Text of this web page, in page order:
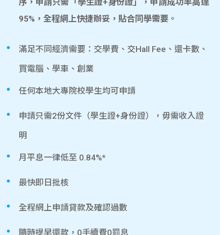
序，申請只需「學生證+身份證」，申請成功率高達
95%，全程網上快捷辦妥，貼合同學需要。
滿足不同經濟需要：交學費、交Hall Fee、還卡數、
買電腦、學車、創業
任何本地大專院校學生均可申請
申請只需2份文件（學生證+身份證），毋需收入證
明
月平息一律低至 0.84%*
最快即日批核
全程網上申請貸款及確認過數
隨時提早還款，0手續費0罰息